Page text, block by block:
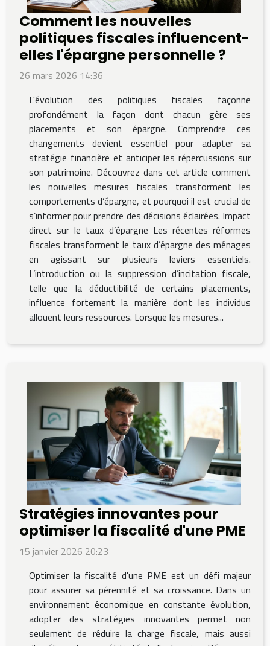
Comment les nouvelles
politiques fiscales influencent-
elles l'épargne personnelle ?
26 mars 2026 14:36
L'évolution des politiques fiscales façonne
profondément la façon dont chacun gère ses
placements et son épargne. Comprendre ces
changements devient essentiel pour adapter sa
stratégie financière et anticiper les répercussions sur
son patrimoine. Découvrez dans cet article comment
les nouvelles mesures fiscales transforment les
comportements d’épargne, et pourquoi il est crucial de
s’informer pour prendre des décisions éclairées. Impact
direct sur le taux d’épargne Les récentes réformes
fiscales transforment le taux d’épargne des ménages
en agissant sur plusieurs leviers essentiels.
L’introduction ou la suppression d’incitation fiscale,
telle que la déductibilité de certains placements,
influence fortement la manière dont les individus
allouent leurs ressources. Lorsque les mesures...
Stratégies innovantes pour
optimiser la fiscalité d'une PME
15 janvier 2026 20:23
Optimiser la fiscalité d'une PME est un défi majeur
pour assurer sa pérennité et sa croissance. Dans un
environnement économique en constante évolution,
adopter des stratégies innovantes permet non
seulement de réduire la charge fiscale, mais aussi